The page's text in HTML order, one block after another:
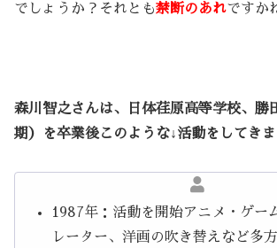
でしょうか？それとも禁断のあれですか
森川智之さんは、日体荏原高等学校、勝
期）を卒業後このような↓活動をしてきま
1987年：活動を開始アニメ・ゲー
レーター、洋画の吹き替えなど多